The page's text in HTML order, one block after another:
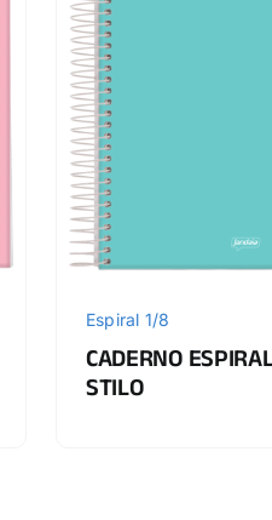
Espiral 1/8
CADERNO
STILO